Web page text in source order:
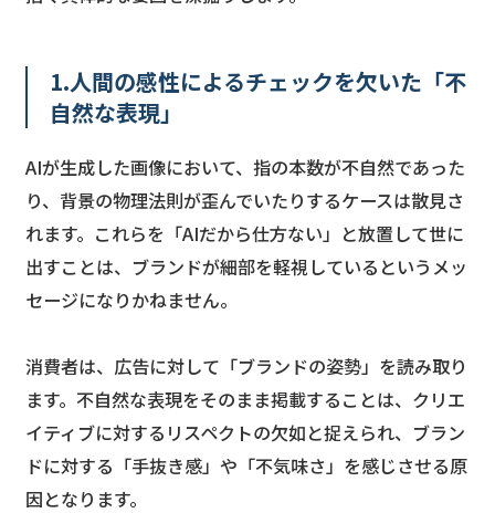
1.人間の感性によるチェックを欠いた「不
自然な表現」
AIが生成した画像において、指の本数が不自然であった
り、背景の物理法則が歪んでいたりするケースは散見さ
れます。これらを「AIだから仕方ない」と放置して世に
出すことは、ブランドが細部を軽視しているというメッ
セージになりかねません。
消費者は、広告に対して「ブランドの姿勢」を読み取り
ます。不自然な表現をそのまま掲載することは、クリエ
イティブに対するリスペクトの欠如と捉えられ、ブラン
ドに対する「手抜き感」や「不気味さ」を感じさせる原
因となります。